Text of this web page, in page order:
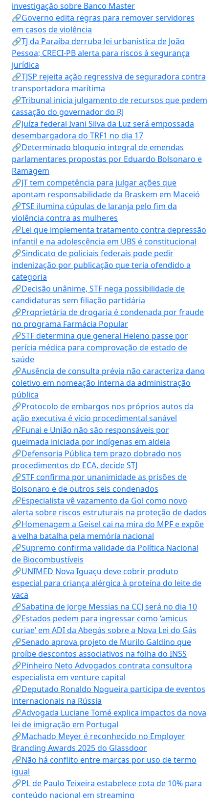
investigação sobre Banco Master
🔗Governo edita regras para remover servidores
em casos de violência
🔗TJ da Paraíba derruba lei urbanística de João
Pessoa; CRECI-PB alerta para riscos à segurança
jurídica
🔗TJSP rejeita ação regressiva de seguradora contra
transportadora marítima
🔗Tribunal inicia julgamento de recursos que pedem
cassação do governador do RJ
🔗Juíza federal Ivani Silva da Luz será empossada
desembargadora do TRF1 no dia 17
🔗Determinado bloqueio integral de emendas
parlamentares propostas por Eduardo Bolsonaro e
Ramagem
🔗JT tem competência para julgar ações que
apontam responsabilidade da Braskem em Maceió
🔗TSE ilumina cúpulas de laranja pelo fim da
violência contra as mulheres
🔗Lei que implementa tratamento contra depressão
infantil e na adolescência em UBS é constitucional
🔗Sindicato de policiais federais pode pedir
indenização por publicação que teria ofendido a
categoria
🔗Decisão unânime, STF nega possibilidade de
candidaturas sem filiação partidária
🔗Proprietária de drogaria é condenada por fraude
no programa Farmácia Popular
🔗STF determina que general Heleno passe por
perícia médica para comprovação de estado de
saúde
🔗Ausência de consulta prévia não caracteriza dano
coletivo em nomeação interna da administração
pública
🔗Protocolo de embargos nos próprios autos da
ação executiva é vício procedimental sanável
🔗Funai e União não são responsáveis por
queimada iniciada por indígenas em aldeia
🔗Defensoria Pública tem prazo dobrado nos
procedimentos do ECA, decide STJ
🔗STF confirma por unanimidade as prisões de
Bolsonaro e de outros seis condenados
🔗Especialista vê vazamento da Gol como novo
alerta sobre riscos estruturais na proteção de dados
🔗Homenagem a Geisel cai na mira do MPF e expõe
a velha batalha pela memória nacional
🔗Supremo confirma validade da Política Nacional
de Biocombustíveis
🔗UNIMED Nova Iguaçu deve cobrir produto
especial para criança alérgica à proteína do leite de
vaca
🔗Sabatina de Jorge Messias na CCJ será no dia 10
🔗Estados pedem para ingressar como ‘amicus
curiae’ em ADI da Abegás sobre a Nova Lei do Gás
🔗Senado aprova projeto de Murilo Galdino que
proíbe descontos associativos na folha do INSS
🔗Pinheiro Neto Advogados contrata consultora
especialista em venture capital
🔗Deputado Ronaldo Nogueira participa de eventos
internacionais na Rússia
🔗Advogada Luciane Tomé explica impactos da nova
lei de imigração em Portugal
🔗Machado Meyer é reconhecido no Employer
Branding Awards 2025 do Glassdoor
🔗Não há conflito entre marcas por uso de termo
igual
🔗PL de Paulo Teixeira estabelece cota de 10% para
conteúdo nacional em streaming